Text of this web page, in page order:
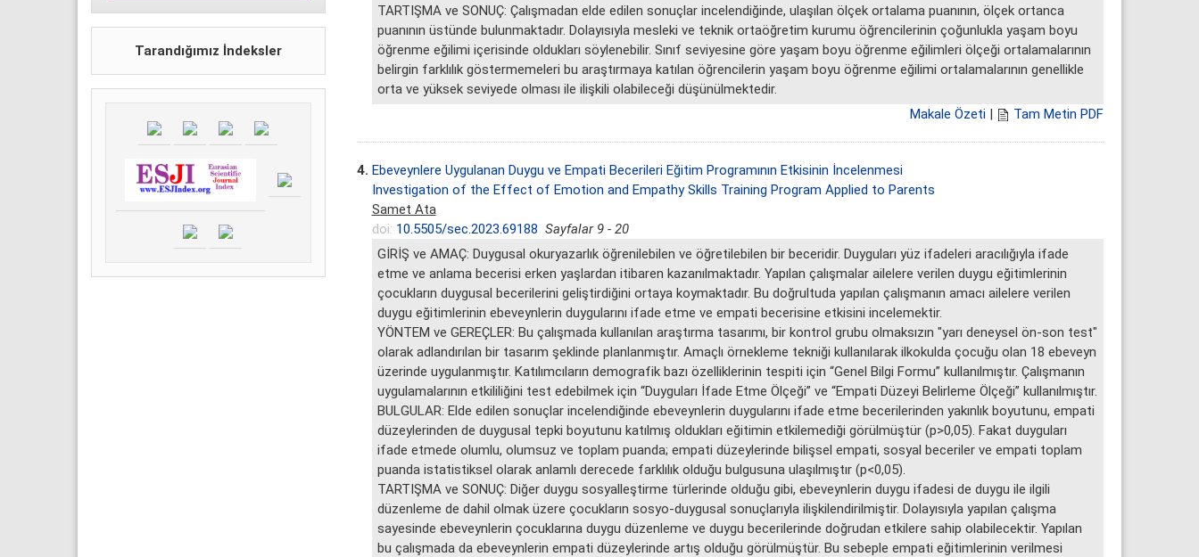
Tarandığımız İndeksler
TARTIŞMA ve SONUÇ: Çalışmadan elde edilen sonuçlar incelendiğinde, ulaşılan ölçek ortalama puanının, ölçek ortanca
puanının üstünde bulunmaktadır. Dolayısıyla mesleki ve teknik ortaöğretim kurumu öğrencilerinin çoğunlukla yaşam boyu
öğrenme eğilimi içerisinde oldukları söylenebilir. Sınıf seviyesine göre yaşam boyu öğrenme eğilimleri ölçeği ortalamalarının
belirgin farklılık göstermemeleri bu araştırmaya katılan öğrencilerin yaşam boyu öğrenme eğilimi ortalamalarının genellikle
orta ve yüksek seviyede olması ile ilişkili olabileceği düşünülmektedir.
Makale Özeti| Tam Metin PDF
4. Ebeveynlere Uygulanan Duygu ve Empati Becerileri Eğitim Programının Etkisinin İncelenmesi
Investigation of the Effect of Emotion and Empathy Skills Training Program Applied to Parents
Samet Ata
doi: 10.5505/sec.2023.69188 Sayfalar 9 - 20
GİRİŞ ve AMAÇ: Duygusal okuryazarlık öğrenilebilen ve öğretilebilen bir beceridir. Duyguları yüz ifadeleri aracılığıyla ifade
etme ve anlama becerisi erken yaşlardan itibaren kazanılmaktadır. Yapılan çalışmalar ailelere verilen duygu eğitimlerinin
çocukların duygusal becerilerini geliştirdiğini ortaya koymaktadır. Bu doğrultuda yapılan çalışmanın amacı ailelere verilen
duygu eğitimlerinin ebeveynlerin duygularını ifade etme ve empati becerisine etkisini incelemektir.
YÖNTEM ve GEREÇLER: Bu çalışmada kullanılan araştırma tasarımı, bir kontrol grubu olmaksızın "yarı deneysel ön-son test"
olarak adlandırılan bir tasarım şeklinde planlanmıştır. Amaçlı örnekleme tekniği kullanılarak ilkokulda çocuğu olan 18 ebeveyn
üzerinde uygulanmıştır. Katılımcıların demografik bazı özelliklerinin tespiti için “Genel Bilgi Formu” kullanılmıştır. Çalışmanın
uygulamalarının etkililiğini test edebilmek için “Duyguları İfade Etme Ölçeği” ve “Empati Düzeyi Belirleme Ölçeği” kullanılmıştır.
BULGULAR: Elde edilen sonuçlar incelendiğinde ebeveynlerin duygularını ifade etme becerilerinden yakınlık boyutunu, empati
düzeylerinden de duygusal tepki boyutunu katılmış oldukları eğitimin etkilemediği görülmüştür (p>0,05). Fakat duyguları
ifade etmede olumlu, olumsuz ve toplam puanda; empati düzeylerinde bilişsel empati, sosyal beceriler ve empati toplam
puanda istatistiksel olarak anlamlı derecede farklılık olduğu bulgusuna ulaşılmıştır (p<0,05).
TARTIŞMA ve SONUÇ: Diğer duygu sosyalleştirme türlerinde olduğu gibi, ebeveynlerin duygu ifadesi de duygu ile ilgili
düzenleme de dahil olmak üzere çocukların sosyo-duygusal sonuçlarıyla ilişkilendirilmiştir. Dolayısıyla yapılan çalışma
sayesinde ebeveynlerin çocuklarına duygu düzenleme ve duygu becerilerinde doğrudan etkilere sahip olabilecektir. Yapılan
bu çalışmada da ebeveynlerin empati düzeylerinde artış olduğu görülmüştür. Bu sebeple empati eğitimlerinin verilmesi